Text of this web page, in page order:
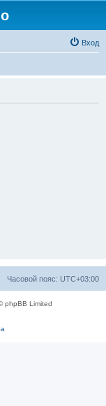
Вход
Часовой пояс: UTC+03:00
phpBB Limited